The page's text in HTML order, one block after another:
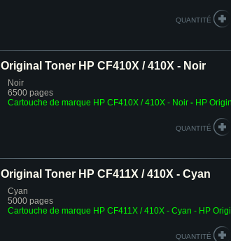
QUANTITÉ
Original Toner HP CF410X / 410X - Noir
Noir
6500 pages
Cartouche de marque HP CF410X / 410X - Noir - HP
QUANTITÉ
Original Toner HP CF411X / 410X - Cyan
Cyan
5000 pages
Cartouche de marque HP CF411X / 410X - Cyan - HP
QUANTITÉ